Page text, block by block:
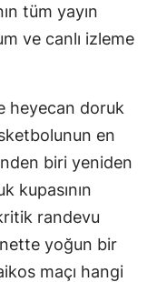
tüm yayın
ve canlı izleme
heyecan doruk
en
biri yeniden
kupasının
randevu
yoğun bir
maçı hangi